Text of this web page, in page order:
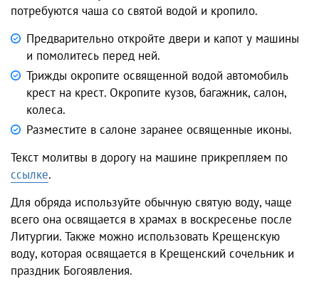
потребуются чаша со святой водой и кропило.
Предварительно откройте двери и капот у машины
и помолитесь перед ней.
Трижды окропите освященной водой автомобиль
крест на крест. Окропите кузов, багажник, салон,
колеса.
Разместите в салоне заранее освященные иконы.
Текст молитвы в дорогу на машине прикрепляем по
ссылке.
Для обряда используйте обычную святую воду, чаще
всего она освящается в храмах в воскресенье после
Литургии. Также можно использовать Крещенскую
воду, которая освящается в Крещенский сочельник и
праздник Богоявления.